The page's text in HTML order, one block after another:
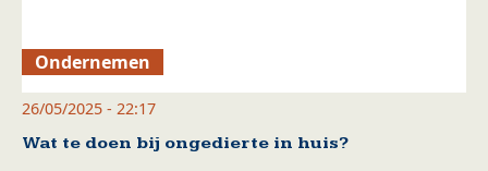
Ondernemen
26/05/2025 - 22:17
Wat te doen bij ongedierte in huis?